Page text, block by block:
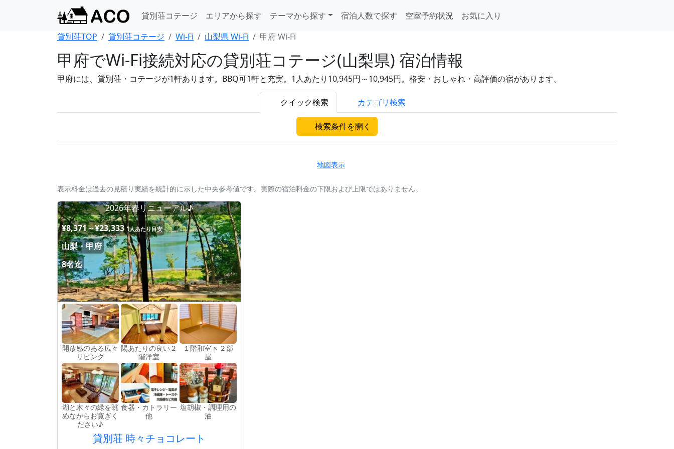
貸別荘コテージ エリアから探す テーマから探す 宿泊人数で探す 空室予約状況
お気に入り
貸別荘TOP
貸別荘コテージ Wi-Fi 山梨県 Wi-Fi 甲府 Wi-Fi
甲府でWi-Fi接続対応の貸別荘コテージ(山梨県) 宿泊情報
甲府には、貸別荘・コテージが1軒あります。BBQ可1軒と充実。1人あたり10,945円～10,945円。格安・おしゃれ・高評価の宿があります。
クイック検索 カテゴリ検索
検索条件を開く
地図表示
表示料金は過去の見積り実績を統計的に示した中央参考値です。実際の宿泊料金の下限および上限ではありません。
2026年春リニューアル♪
¥8,371～¥23,333 1人あたり目安
山梨・甲府
8名迄
開放感のある広々
リビング
陽あたりの良い２
階洋室
１階和室 × ２部
屋
湖と木々の緑を眺
めながらお寛ぎく
ださい♪
食器・カトラリー
他
塩胡椒・調理用の
油
貸別荘 時々チョコレート